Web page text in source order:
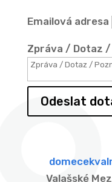
Emailová adresa
Zpráva / Dotaz
Odeslat
Valašské